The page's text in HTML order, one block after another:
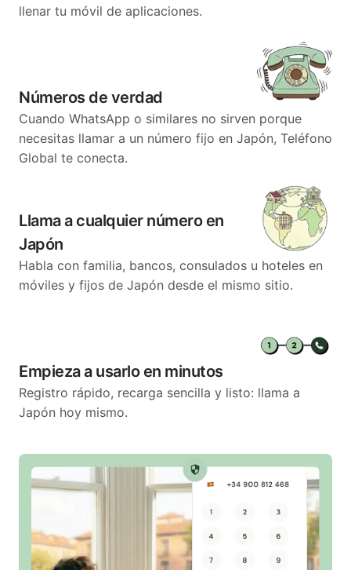
llenar tu móvil de aplicaciones.
Números de verdad
Cuando WhatsApp o similares no sirven porque
necesitas llamar a un número fijo en Japón, Teléfono
Global te conecta.
Llama a cualquier número en
Japón
Habla con familia, bancos, consulados u hoteles en
móviles y fijos de Japón desde el mismo sitio.
Empieza a usarlo en minutos
Registro rápido, recarga sencilla y listo: llama a
Japón hoy mismo.